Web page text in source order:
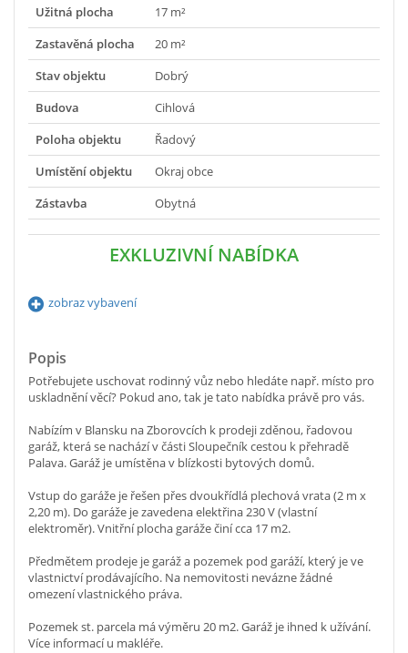
Užitná plocha
17 m²
Zastavěná plocha
20 m²
Stav objektu
Dobrý
Budova
Cihlová
Poloha objektu
Řadový
Umístění objektu
Okraj obce
Zástavba
Obytná
EXKLUZIVNÍ NABÍDKA
zobraz vybavení
Popis
Potřebujete uschovat rodinný vůz nebo hledáte např. místo pro
uskladnění věcí? Pokud ano, tak je tato nabídka právě pro vás.
Nabízím v Blansku na Zborovcích k prodeji zděnou, řadovou
garáž, která se nachází v části Sloupečník cestou k přehradě
Palava. Garáž je umístěna v blízkosti bytových domů.
Vstup do garáže je řešen přes dvoukřídlá plechová vrata (2 m x
2,20 m). Do garáže je zavedena elektřina 230 V (vlastní
elektroměr). Vnitřní plocha garáže činí cca 17 m2.
Předmětem prodeje je garáž a pozemek pod garáží, který je ve
vlastnictví prodávajícího. Na nemovitosti nevázne žádné
omezení vlastnického práva.
Pozemek st. parcela má výměru 20 m2. Garáž je ihned k užívání.
Více informací u makléře.